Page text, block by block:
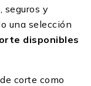
seguros y
una selección
disponibles
corte como